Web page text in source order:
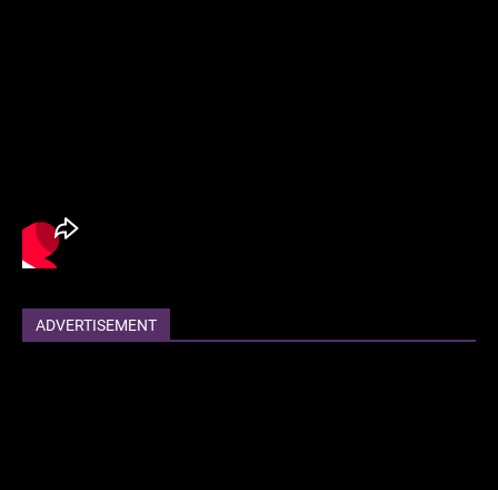
ADVERTISEMENT